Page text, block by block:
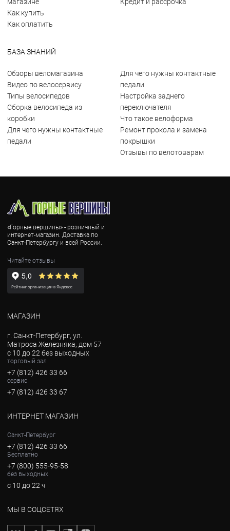
Как купить
Как оплатить
БАЗА ЗНАНИЙ
Обзоры веломагазина
Видео по велосервису
Типы велосипедов
Сборка велосипеда из
коробки
Для чего нужны контактные
педали
Для чего нужны контактные
педали
Настройка заднего
переключателя
Что такое велоформа
Ремонт прокола и замена
покрышки
Отзывы по велотоварам
«Горные вершины» - розничный и
интернет-магазин. Доставка по
Санкт-Петербургу и всей России.
Читайте отзывы
МАГАЗИН
г. Санкт-Петербург, ул.
Матроса Железняка, дом 57
с 10 до 22 без выходных
торговый зал
+7 (812) 426 33 66
сервис
+7 (812) 426 33 67
ИНТЕРНЕТ МАГАЗИН
Санкт-Петербург
+7 (812) 426 33 66
Бесплатно
+7 (800) 555-95-58
без выходных
с 10 до 22 ч
МЫ В СОЦСЕТЯХ